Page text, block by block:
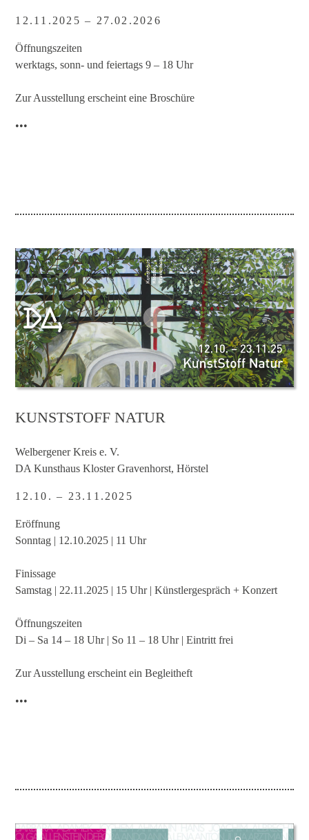
12.11.2025 – 27.02.2026
Öffnungszeiten
werktags, sonn- und feiertags 9 – 18 Uhr
Zur Ausstellung erscheint eine Broschüre
•••
KUNSTSTOFF NATUR
Welbergener Kreis e. V.
DA Kunsthaus Kloster Gravenhorst, Hörstel
12.10. – 23.11.2025
Eröffnung
Sonntag | 12.10.2025 | 11 Uhr
Finissage
Samstag | 22.11.2025 | 15 Uhr | Künstlergespräch + Konzert
Öffnungszeiten
Di – Sa 14 – 18 Uhr | So 11 – 18 Uhr | Eintritt frei
Zur Ausstellung erscheint ein Begleitheft
•••